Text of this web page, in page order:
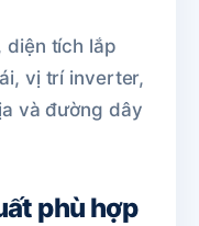
diện tích lắp
vị trí inverter,
và đường dây
phù hợp